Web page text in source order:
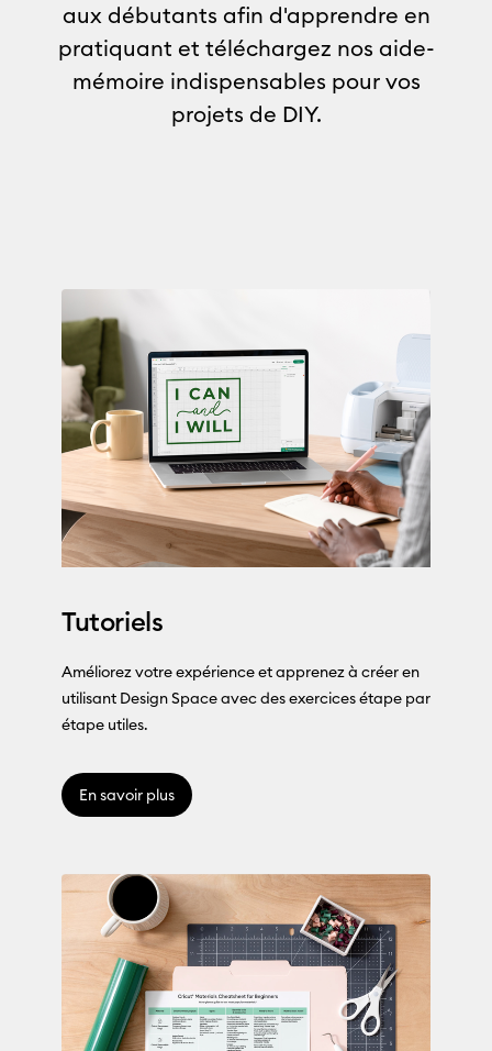
aux débutants afin d'apprendre en
pratiquant et téléchargez nos aide-
mémoire indispensables pour vos
projets de DIY.
Tutoriels
Améliorez votre expérience et apprenez à créer en
utilisant Design Space avec des exercices étape par
étape utiles.
En savoir plus